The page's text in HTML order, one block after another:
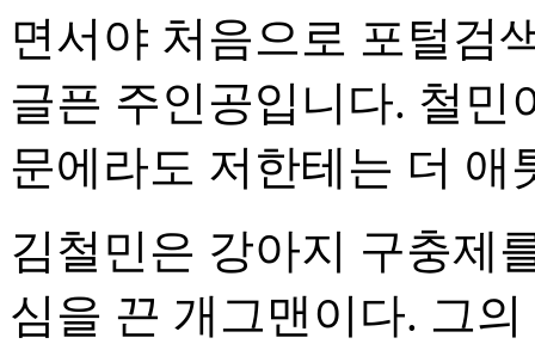
면서야 처음으로 포털검
글픈 주인공입니다. 철민
문에라도 저한테는 더 애
김철민은 강아지 구충제
심을 끈 개그맨이다. 그